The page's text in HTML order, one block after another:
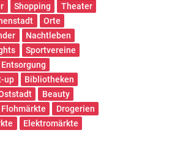
Shopping
Theater
Orte
Nachtleben
Sportvereine
Entsorgung
up
Bibliotheken
Beauty
Flohmärkte
Drogerien
Elektromärkte